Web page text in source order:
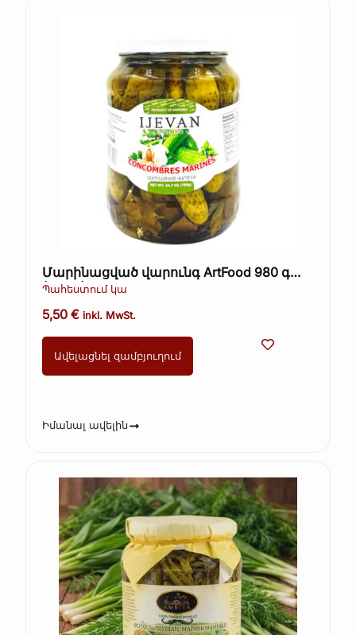
Մարինացված վարունգ ArtFood 980 գ
(Kopie)
Պահեստում կա
5,50€ inkl. MwSt.
Ավելացնել զամբյուղում
Իմանալ ավելին